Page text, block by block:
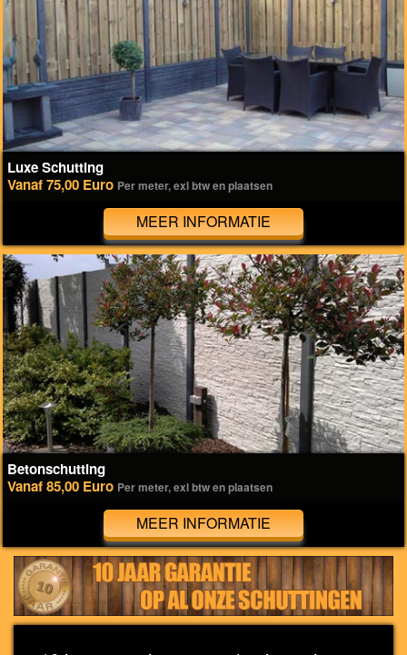
Luxe Schutting
Vanaf 75,00 Euro Per meter, exl btw en plaatsen
MEER INFORMATIE
Betonschutting
Vanaf 85,00 Euro Per meter, exl btw en plaatsen
MEER INFORMATIE